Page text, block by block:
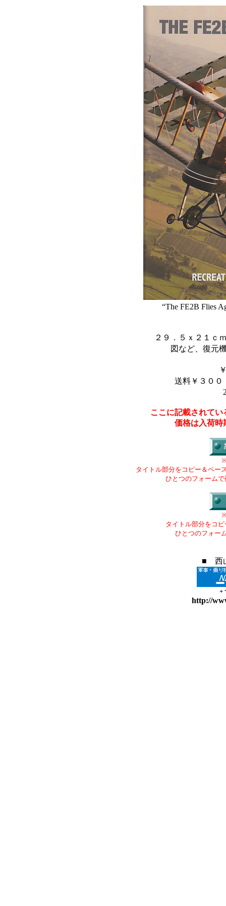
“The FE2B Flies
２９．５ｘ２１ｃ
図など、復元
送料￥３００
ここに記載されて
価格は入荷時
タイトル部分をコピー＆ペー
ひとつのフォーム
タイトル部分をコ
ひとつのフォー
■ 西
+
http://